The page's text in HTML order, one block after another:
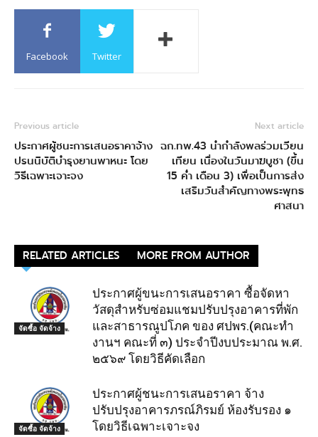
Facebook Twitter
Previous article
ประกาศผู้ชนะการเสนอราคาจ้าง
ปรนนิบัติบำรุงยานพาหนะ โดย
วิธีเฉพาะเจาะจง
Next article
ฉก.ทพ.43 นำกำลังพลร่วมเวียน
เทียน เนื่องในวันมาฆบูชา (ขึ้น
15 ค่ำ เดือน 3) เพื่อเป็นการส่ง
เสริมวันสำคัญทางพระพุทธ
ศาสนา
RELATED ARTICLES MORE FROM AUTHOR
จัดซื้อ จัดจ้าง
ประกาศผู้ขนะการเสนอราคา ซื้อจัดหา
วัสดุสำหรับซ่อมแชมปรับปรุงอาคารที่พัก
และสาธารณูปโภค ของ ศปพร.(คณะทำ
งานฯ คณะที่ ๓) ประจำปีงบประมาณ พ.ศ.
๒๕๖๙ โดยวิธีคัดเลือก
จัดซื้อ จัดจ้าง
ประกาศผู้ชนะการเสนอราคา จ้าง
ปรับปรุงอาคารภรณ์ภิรมย์ ห้องรับรอง ๑
โดยวิธีเฉพาะเจาะจง